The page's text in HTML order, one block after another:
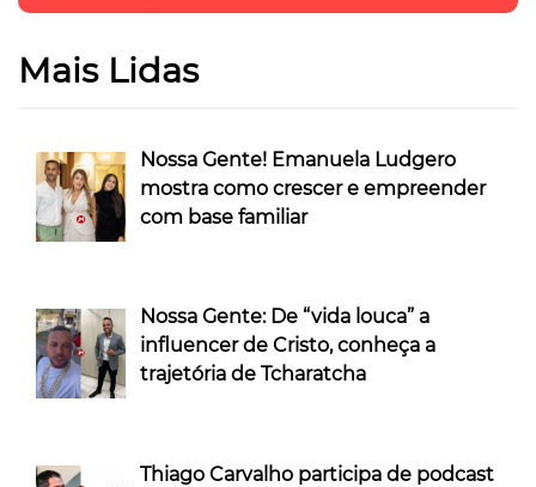
Mais Lidas
Nossa Gente! Emanuela Ludgero
mostra como crescer e empreender
com base familiar
Nossa Gente: De “vida louca” a
influencer de Cristo, conheça a
trajetória de Tcharatcha
Thiago Carvalho participa de podcast